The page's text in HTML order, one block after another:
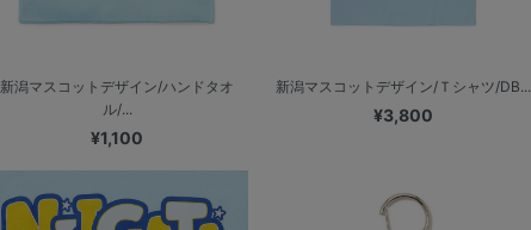
新潟マスコットデザイン/ハンドタオ
ル/...
¥1,100
新潟マスコットデザイン/Ｔシャツ/DB...
¥3,800